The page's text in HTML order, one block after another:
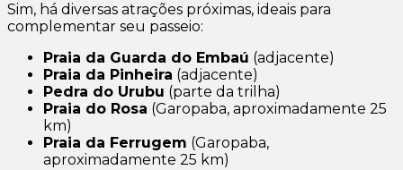
Sim, há diversas atrações próximas, ideais para
complementar seu passeio:
Praia da Guarda do Embaú (adjacente)
Praia da Pinheira (adjacente)
Pedra do Urubu (parte da trilha)
Praia do Rosa (Garopaba, aproximadamente 25
km)
Praia da Ferrugem (Garopaba,
aproximadamente 25 km)